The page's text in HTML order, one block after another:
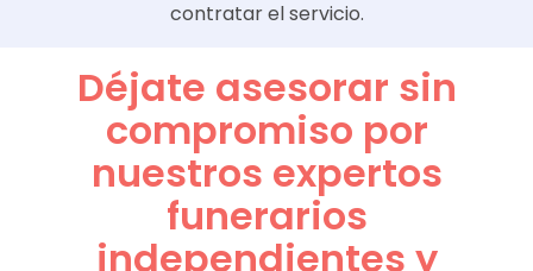
contratar el servicio.
Déjate asesorar sin
compromiso por
nuestros expertos
funerarios
independientes y